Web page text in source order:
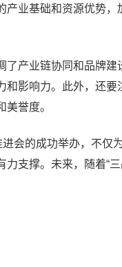
产业基础和资源优势
产业链协同和品牌建
和影响力。此外，还
美誉度。
会的成功举办，不仅
力支撑。未来，随着“